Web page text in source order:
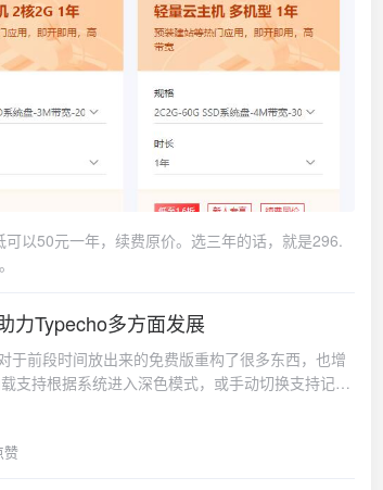
= caddygroup = caddy启动或者重启caddy和
与php-fpm联动Caddy 默认的虚拟主机配置
/etc/caddy/Caddyfile删除所有行并添加以下
，最重要的步骤如图，就可以隐藏掉端口号
以50元一年，续费原价。选三年的话，就是296.
力Typecho多方面发展
于前段时间放出来的免费版重构了很多东西，也增
支持根据系统进入深色模式，或手动切换支持记录
archives/gjsoso-typecho.html 【历史原
赞